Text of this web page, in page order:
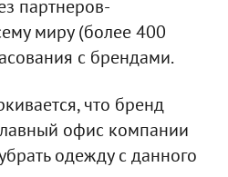
партнеров-
миру (более 400
с брендами.
что бренд
офис компании
одежду с данного